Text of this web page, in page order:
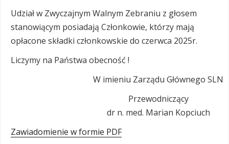
Udział w Zwyczajnym Walnym Zebraniu z głosem
stanowiącym posiadają Członkowie, którzy mają
opłacone składki członkowskie do czerwca 2025r.
Liczymy na Państwa obecność !
W imieniu Zarządu Głównego SLN
Przewodniczący
dr n. med. Marian Kopciuch
Zawiadomienie w formie PDF